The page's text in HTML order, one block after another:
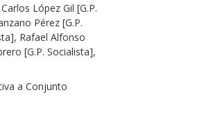
López Gil [G.P.
Pérez [G.P.
Rafael Alfonso
[G.P. Socialista],
a Conjunto